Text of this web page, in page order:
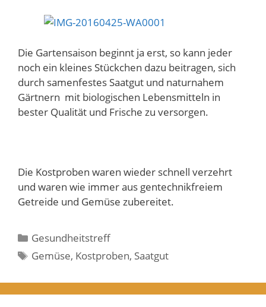
Die Gartensaison beginnt ja erst, so kann jeder
noch ein kleines Stückchen dazu beitragen, sich
durch samenfestes Saatgut und naturnahem
Gärtnern mit biologischen Lebensmitteln in
bester Qualität und Frische zu versorgen.
Die Kostproben waren wieder schnell verzehrt
und waren wie immer aus gentechnikfreiem
Getreide und Gemüse zubereitet.
Kategorien
Gesundheitstreff
Schlagwörter
Gemüse, Kostproben, Saatgut